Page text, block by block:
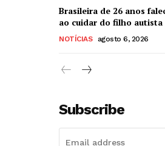
Brasileira de 26 anos
ao cuidar do filho autista
NOTÍCIAS agosto 6, 2026
Subscribe